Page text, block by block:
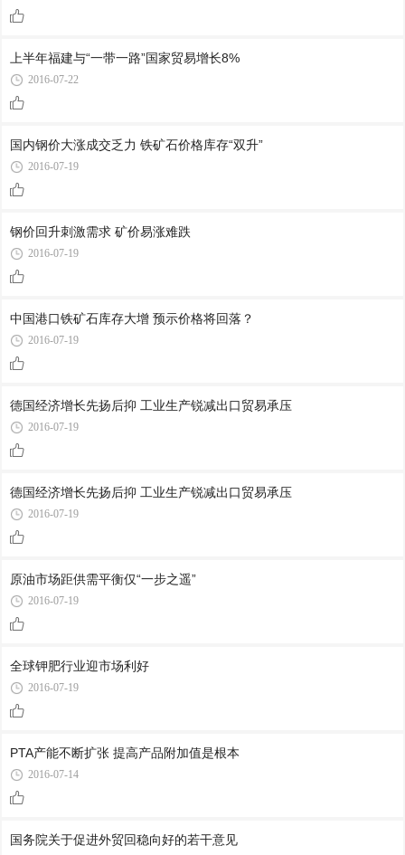
上半年福建与“一带一路”国家贸易增长8%
2016-07-22
国内钢价大涨成交乏力 铁矿石价格库存“双升”
2016-07-19
钢价回升刺激需求 矿价易涨难跌
2016-07-19
中国港口铁矿石库存大增 预示价格将回落？
2016-07-19
德国经济增长先扬后抑 工业生产锐减出口贸易承压
2016-07-19
德国经济增长先扬后抑 工业生产锐减出口贸易承压
2016-07-19
原油市场距供需平衡仅“一步之遥”
2016-07-19
全球钾肥行业迎市场利好
2016-07-19
PTA产能不断扩张 提高产品附加值是根本
2016-07-14
国务院关于促进外贸回稳向好的若干意见